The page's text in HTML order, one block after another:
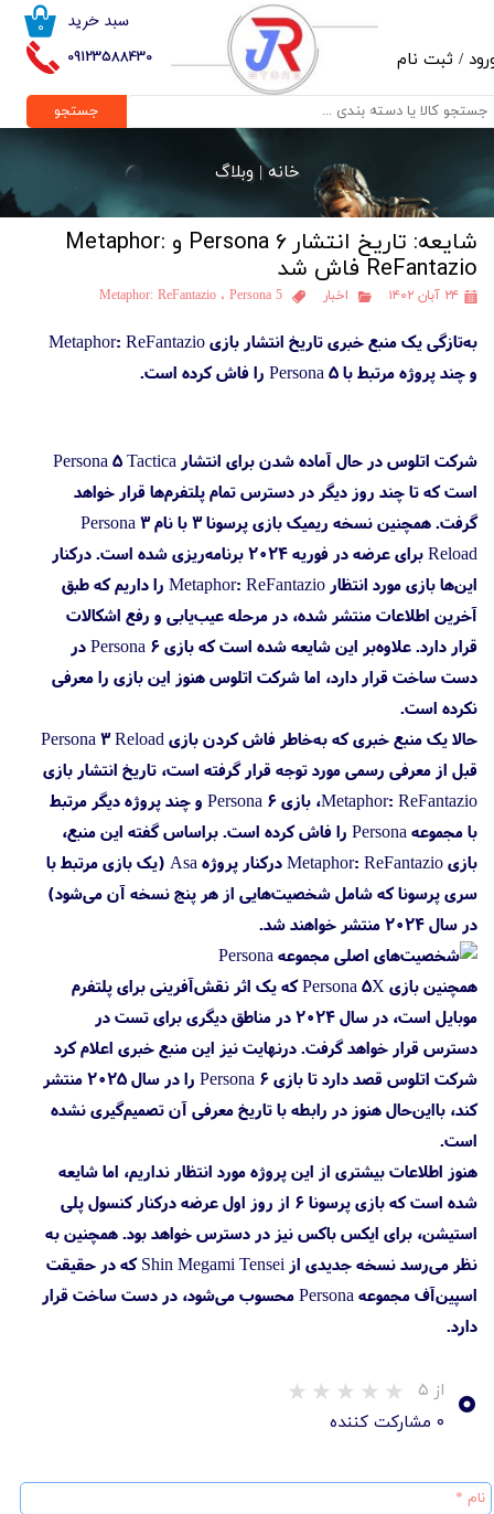
09123588430
۰ سبد خرید
/ ثبت نام
حساب کاربری من
تغییر گذر واژه
خروج از حساب کاربری
جستجو
خانه |وبلاگ
شایعه: تاریخ انتشار Persona 6 و Metaphor:
ReFantazio فاش شد
۲۴ آبان ۱۴۰۲ اخبار Metaphor: ReFantazio ، Persona 5
به‌تازگی یک منبع خبری تاریخ انتشار بازی Metaphor: ReFantazio
و چند پروژه مرتبط با Persona 5 را فاش کرده است.
شرکت اتلوس در حال آماده شدن برای انتشار Persona 5 Tactica
است که تا چند روز دیگر در دسترس تمام پلتفرم‌ها قرار خواهد
گرفت. همچنین نسخه ریمیک بازی پرسونا 3 با نام Persona 3
Reload برای عرضه در فوریه ۲۰۲۴ برنامه‌ریزی شده است. درکنار
این‌ها بازی مورد انتظار Metaphor: ReFantazio را داریم که طبق
آخرین اطلاعات منتشر شده، در مرحله عیب‌یابی و رفع اشکالات
قرار دارد. علاوه‌بر این شایعه شده است که بازی Persona 6 در
دست ساخت قرار دارد، اما شرکت اتلوس هنوز این بازی را معرفی
نکرده است.
حالا یک منبع خبری که به‌خاطر فاش کردن بازی Persona 3 Reload
قبل از معرفی رسمی مورد توجه قرار گرفته است، تاریخ انتشار بازی
Metaphor: ReFantazio، بازی Persona 6 و چند پروژه دیگر مرتبط
با مجموعه Persona را فاش کرده است. براساس گفته این منبع،
بازی Metaphor: ReFantazio درکنار پروژه Asa (یک بازی مرتبط با
سری پرسونا که شامل شخصیت‌هایی از هر پنج نسخه آن می‌شود)
در سال ۲۰۲۴ منتشر خواهند شد.
همچنین بازی Persona 5X که یک اثر نقش‌آفرینی برای پلتفرم
موبایل است، در سال ۲۰۲۴ در مناطق دیگری برای تست در
دسترس قرار خواهد گرفت. درنهایت نیز این منبع خبری اعلام کرد
شرکت اتلوس قصد دارد تا بازی Persona 6 را در سال ۲۰۲۵ منتشر
کند، بااین‌حال هنوز در رابطه با تاریخ معرفی آن تصمیم‌گیری نشده
است.
هنوز اطلاعات بیشتری از این پروژه مورد انتظار نداریم، اما شایعه
شده است که بازی پرسونا ۶ از روز اول عرضه درکنار کنسول پلی
استیشن، برای ایکس باکس نیز در دسترس خواهد بود. همچنین به
نظر می‌رسد نسخه جدیدی از Shin Megami Tensei که در حقیقت
اسپین‌آف مجموعه Persona‌ محسوب می‌شود، در دست ساخت قرار
دارد.
۰ از ۵
۰ مشارکت کننده